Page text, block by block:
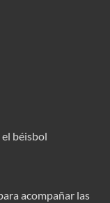
béisbol
acompañar las